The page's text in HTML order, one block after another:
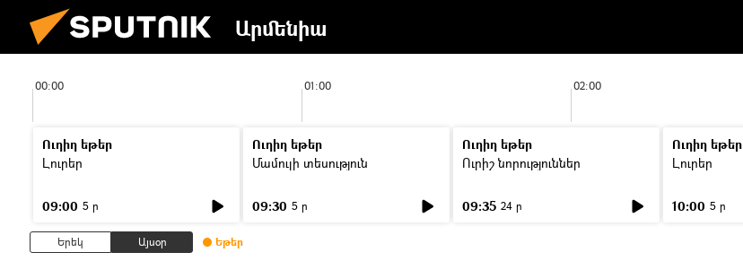
Արմենիա
00:00 01:00 02:00
Ուղիղ եթեր
Լուրեր
09:00 5 ր
Ուղիղ եթեր
Մամուլի տեսություն
09:30 5 ր
Ուղիղ եթեր
Ուրիշ նորություններ
09:35 24 ր
Ուղիղ եթեր
Լուրեր
10:00 5 ր
Երեկ Այսօր Եթեր